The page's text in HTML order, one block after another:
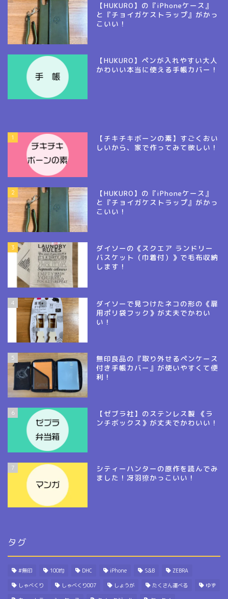
【HUKURO】の『iPhoneケース』
と『チョイガケストラップ』がかっ
こいい！
【HUKURO】ペンが入れやすい大人
かわいい本当に使える手帳カバー！
1
【チキチキボーンの素】すごくおい
しいから、家で作ってみて欲しい！
2
【HUKURO】の『iPhoneケース』
と『チョイガケストラップ』がかっ
こいい！
3
ダイソーの《スクエア ランドリー
バスケット（巾着付）》で毛布収納
します！
4
ダイソーで見つけたネコの形の《扉
用ポリ袋フック》が丈夫でかわい
い！
5
無印良品の『取り外せるペンケース
付き手帳カバー』が使いやすくて便
利！
6
【ゼブラ社】のステンレス製 《ラ
ンチボックス》が丈夫でかわいい！
7
シティーハンターの原作を読んでみ
ました！冴羽獠かっこいい！
タグ
#無印 100均 DHC iPhone S&B ZEBRA
しゃべくり しゃべくり007 しょうが たくさん運べる ゆず